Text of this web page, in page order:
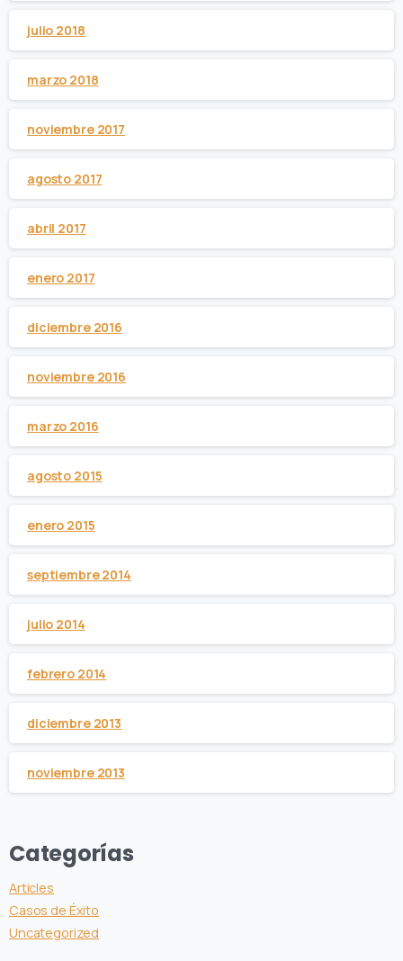
julio 2018
marzo 2018
noviembre 2017
agosto 2017
abril 2017
enero 2017
diciembre 2016
noviembre 2016
marzo 2016
agosto 2015
enero 2015
septiembre 2014
julio 2014
febrero 2014
diciembre 2013
noviembre 2013
Categorías
Articles
Casos de Éxito
Uncategorized